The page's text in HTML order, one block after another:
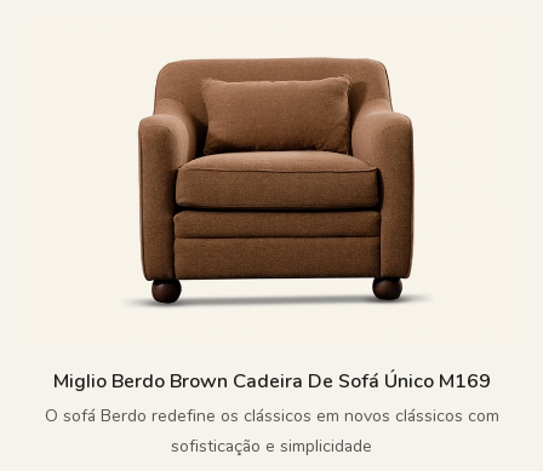
Miglio Berdo Brown Cadeira De Sofá Único M169
O sofá Berdo redefine os clássicos em novos clássicos com
sofisticação e simplicidade